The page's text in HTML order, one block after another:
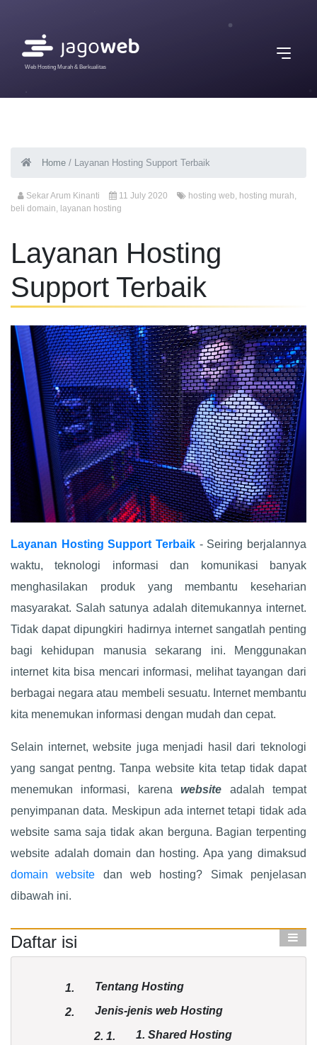
Web Hosting Murah & Berkualitas
Home / Layanan Hosting Support Terbaik
Sekar Arum Kinanti 11 July 2020 hosting web, hosting murah,
beli domain, layanan hosting
Layanan Hosting
Support Terbaik
Layanan Hosting Support Terbaik - Seiring berjalannya
waktu, teknologi informasi dan komunikasi banyak
menghasilakan produk yang membantu keseharian
masyarakat. Salah satunya adalah ditemukannya internet.
Tidak dapat dipungkiri hadirnya internet sangatlah penting
bagi kehidupan manusia sekarang ini. Menggunakan
internet kita bisa mencari informasi, melihat tayangan dari
berbagai negara atau membeli sesuatu. Internet membantu
kita menemukan informasi dengan mudah dan cepat.
Selain internet, website juga menjadi hasil dari teknologi
yang sangat pentng. Tanpa website kita tetap tidak dapat
menemukan informasi, karenawebsite adalah tempat
penyimpanan data. Meskipun ada internet tetapi tidak ada
website sama saja tidak akan berguna. Bagian terpenting
website adalah domain dan hosting. Apa yang dimaksud
domain website dan web hosting? Simak penjelasan
dibawah ini.
Daftar isi
1. Tentang Hosting
2. Jenis-jenis web Hosting
2. 1. 1. Shared Hosting